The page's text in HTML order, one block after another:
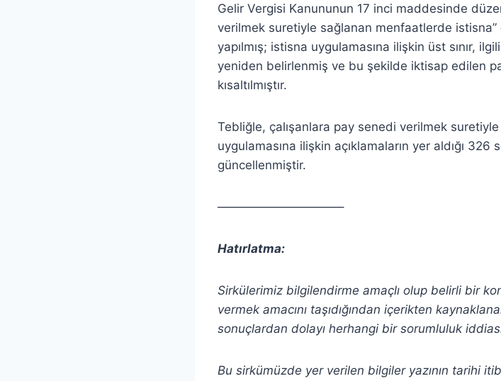
Gelir Vergisi Kanununun 17 inci maddesinde
verilmek suretiyle sağlanan menfaatlerde istisna”
yapılmış; istisna uygulamasına ilişkin üst sınır,
yeniden belirlenmiş ve bu şekilde iktisap edilen
kısaltılmıştır.
Tebliğle, çalışanlara pay senedi verilmek
uygulamasına ilişkin açıklamaların yer aldığı
güncellenmiştir.
——————————–
Hatırlatma:
Sirkülerimiz bilgilendirme amaçlı olup belirli bir
vermek amacını taşıdığından içerikten
sonuçlardan dolayı herhangi bir sorumluluk
Bu sirkümüzde yer verilen bilgiler yazının tarihi